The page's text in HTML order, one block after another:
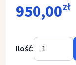
950,00zł
Ilość: